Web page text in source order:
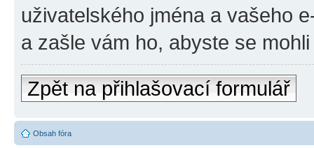
uživatelského jména a vašeho
a zašle vám ho, abyste se
Zpět na přihlašovací formulář
Obsah fóra